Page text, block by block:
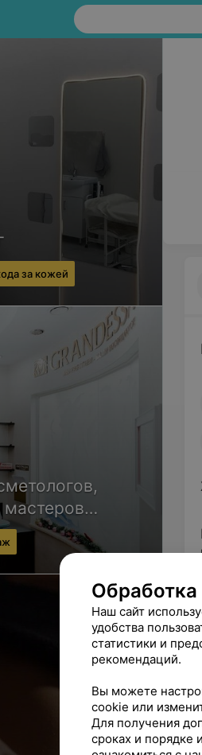
за кожей
Наш сайт
удобства
статистики и
рекомендаций.
Вы можете
cookie или
Для получения
сроках и порядке